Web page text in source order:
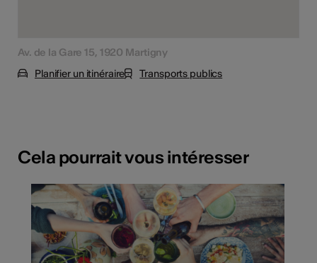
Av. de la Gare 15, 1920 Martigny
Planifier un itinéraire
Transports publics
Cela pourrait vous intéresser